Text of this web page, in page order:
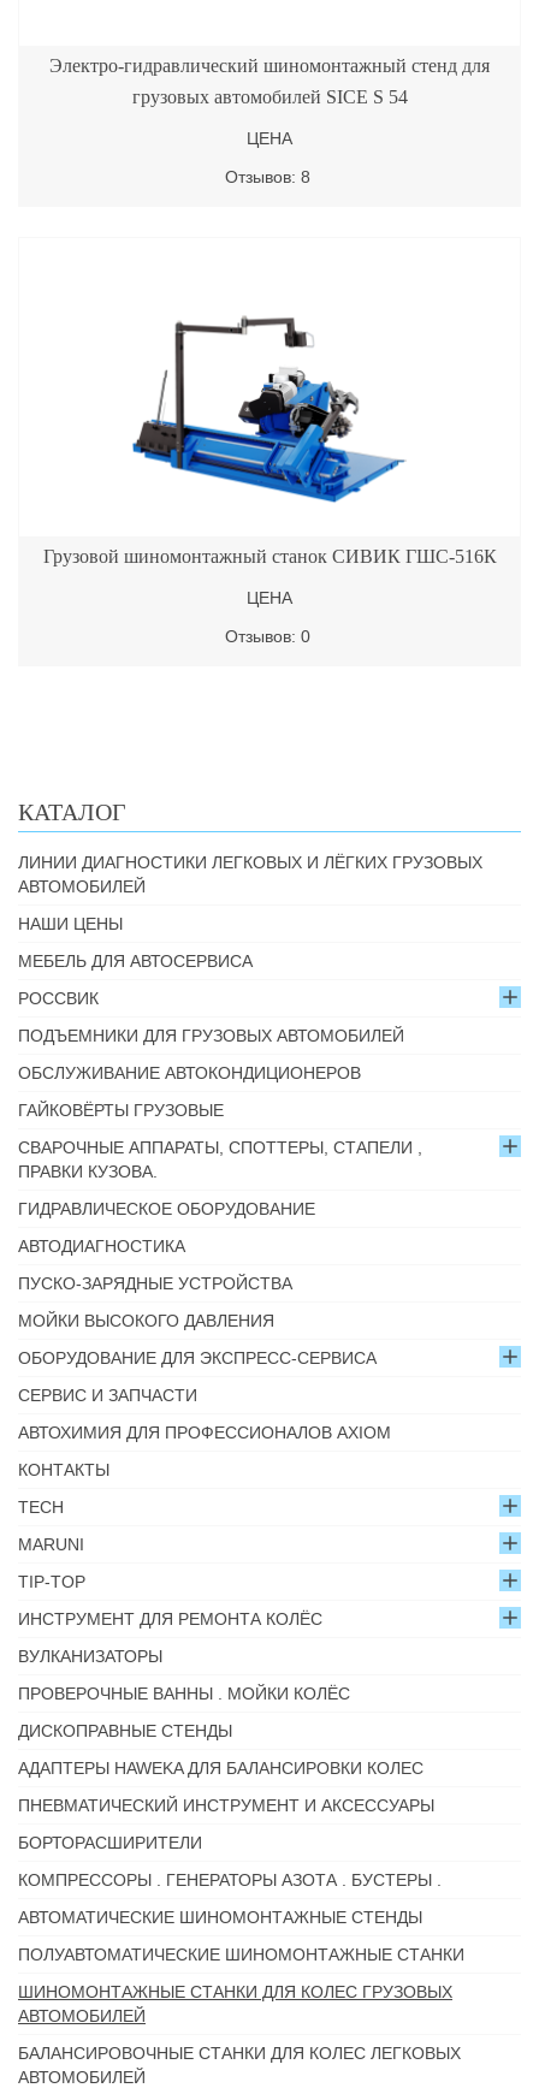
Электро-гидравлический шиномонтажный стенд для
грузовых автомобилей SICE S 54
ЦЕНА
Отзывов: 8
Грузовой шиномонтажный станок СИВИК ГШС-516К
ЦЕНА
Отзывов: 0
КАТАЛОГ
ЛИНИИ ДИАГНОСТИКИ ЛЕГКОВЫХ И ЛЁГКИХ ГРУЗОВЫХ
АВТОМОБИЛЕЙ
НАШИ ЦЕНЫ
МЕБЕЛЬ ДЛЯ АВТОСЕРВИСА
РОССВИК
ПОДЪЕМНИКИ ДЛЯ ГРУЗОВЫХ АВТОМОБИЛЕЙ
ОБСЛУЖИВАНИЕ АВТОКОНДИЦИОНЕРОВ
ГАЙКОВЁРТЫ ГРУЗОВЫЕ
СВАРОЧНЫЕ АППАРАТЫ, СПОТТЕРЫ, СТАПЕЛИ ,
ПРАВКИ КУЗОВА.
ГИДРАВЛИЧЕСКОЕ ОБОРУДОВАНИЕ
АВТОДИАГНОСТИКА
ПУСКО-ЗАРЯДНЫЕ УСТРОЙСТВА
МОЙКИ ВЫСОКОГО ДАВЛЕНИЯ
ОБОРУДОВАНИЕ ДЛЯ ЭКСПРЕСС-СЕРВИСА
СЕРВИС И ЗАПЧАСТИ
АВТОХИМИЯ ДЛЯ ПРОФЕССИОНАЛОВ AXIOM
КОНТАКТЫ
TECH
MARUNI
TIP-TOP
ИНСТРУМЕНТ ДЛЯ РЕМОНТА КОЛЁС
ВУЛКАНИЗАТОРЫ
ПРОВЕРОЧНЫЕ ВАННЫ . МОЙКИ КОЛЁС
ДИСКОПРАВНЫЕ СТЕНДЫ
АДАПТЕРЫ HAWEKA ДЛЯ БАЛАНСИРОВКИ КОЛЕС
ПНЕВМАТИЧЕСКИЙ ИНСТРУМЕНТ И АКСЕССУАРЫ
БОРТОРАСШИРИТЕЛИ
КОМПРЕССОРЫ . ГЕНЕРАТОРЫ АЗОТА . БУСТЕРЫ .
АВТОМАТИЧЕСКИЕ ШИНОМОНТАЖНЫЕ СТЕНДЫ
ПОЛУАВТОМАТИЧЕСКИЕ ШИНОМОНТАЖНЫЕ СТАНКИ
ШИНОМОНТАЖНЫЕ СТАНКИ ДЛЯ КОЛЕС ГРУЗОВЫХ
АВТОМОБИЛЕЙ
БАЛАНСИРОВОЧНЫЕ СТАНКИ ДЛЯ КОЛЕС ЛЕГКОВЫХ
АВТОМОБИЛЕЙ